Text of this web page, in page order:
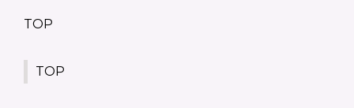
TOP
TOP